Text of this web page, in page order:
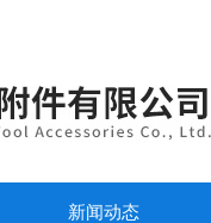
新闻动态